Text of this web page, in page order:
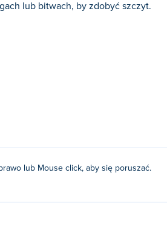
lub bitwach, by zdobyć szczyt.
gier w kategorii: Gry Przygodowe.
lub Mouse click, aby się poruszać.